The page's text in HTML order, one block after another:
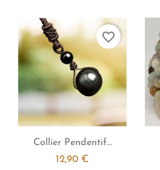
Aperçu rapide
Collier Pendentif...
12,90 €
favorite_border